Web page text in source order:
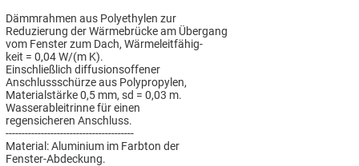
Dämmrahmen aus Polyethylen zur
Reduzierung der Wärmebrücke am Übergang
vom Fenster zum Dach, Wärmeleitfähig-
keit = 0,04 W/(m K).
Einschließlich diffusionsoffener
Anschlussschürze aus Polypropylen,
Materialstärke 0,5 mm, sd = 0,03 m.
Wasserableitrinne für einen
regensicheren Anschluss.
----------------------------------------
Material: Aluminium im Farbton der
Fenster-Abdeckung.